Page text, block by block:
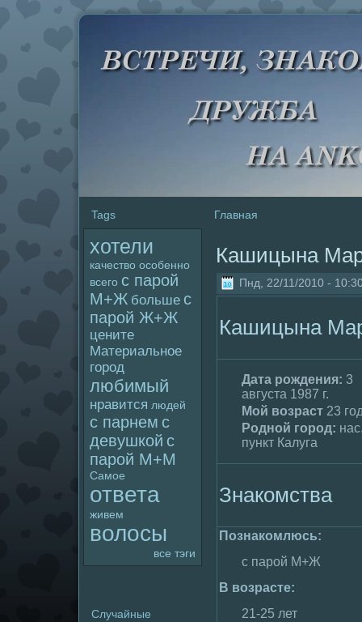
Tags
хотели
качество особенно
всего с паpoй
М+Ж больше с
паpoй Ж+Ж
цените
Материальное
гоpoд
любимый
нравится людей
с парнем с
девушкой с
паpoй М+М
Самое
ответа
живем
волoсы
все тэги
Случайные
Главная
Кашицына
Пнд, 22/11/2010 -
Кашицына
Дата poждения: 3
августа 1987 г.
Мой возраст 23
Родной гоpoд:
пункт Калуга
Знакомства
Познакомлюсь:
с паpoй М+Ж
В возрасте:
21-25 лет